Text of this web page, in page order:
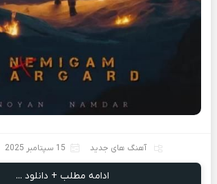
آهنگ های جدید 15 سپتامبر 2025
ادامه مطلب + دانلود ...